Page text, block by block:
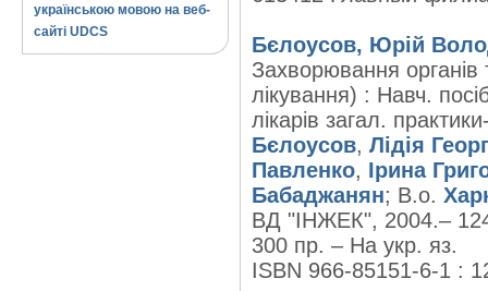
українською мовою на веб-
сайті UDCS
Бєлоусов, Юрій
Захворювання органів
лікування) : Навч.
лікарів загал.
Бєлоусов, Лідія
Павленко, Ірина
Бабаджанян; В.о.
ВД "ІНЖЕК", 2004.–
300 пр. – На укр. яз.
ISBN 966-85151-6-1 :